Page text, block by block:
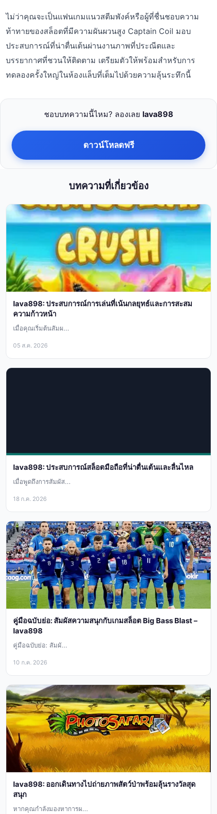
ไม่ว่าคุณจะเป็นแฟนเกมแนวสตีมพังค์หรือผู้ที่ชื่นชอบความ
ท้าทายของสล็อตที่มีความผันผวนสูง Captain Coil มอบ
ประสบการณ์ที่น่าตื่นเต้นผ่านงานภาพที่ประณีตและ
บรรยากาศที่ชวนให้ติดตาม เตรียมตัวให้พร้อมสำหรับการ
ทดลองครั้งใหญ่ในห้องแล็บที่เต็มไปด้วยความลุ้นระทึกนี้
ชอบบทความนี้ไหม? ลองเลย lava898
ดาวน์โหลดฟรี
บทความที่เกี่ยวข้อง
lava898: ประสบการณ์การเล่นที่เน้นกลยุทธ์และการสะสม
ความก้าวหน้า
เมื่อคุณเริ่มต้นสัมผ...
05 ส.ค. 2026
lava898: ประสบการณ์สล็อตมือถือที่น่าตื่นเต้นและลื่นไหล
เมื่อพูดถึงการสัมผัส...
18 ก.ค. 2026
คู่มือฉบับย่อ: สัมผัสความสนุกกับเกมสล็อต Big Bass Blast –
lava898
คู่มือฉบับย่อ: สัมผั...
10 ก.ค. 2026
lava898: ออกเดินทางไปถ่ายภาพสัตว์ป่าพร้อมลุ้นรางวัลสุด
สนุก
หากคุณกำลังมองหาการผ...